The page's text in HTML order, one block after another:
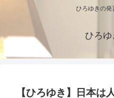
ひろゆきの発
ひろ
【ひろゆき】日本は